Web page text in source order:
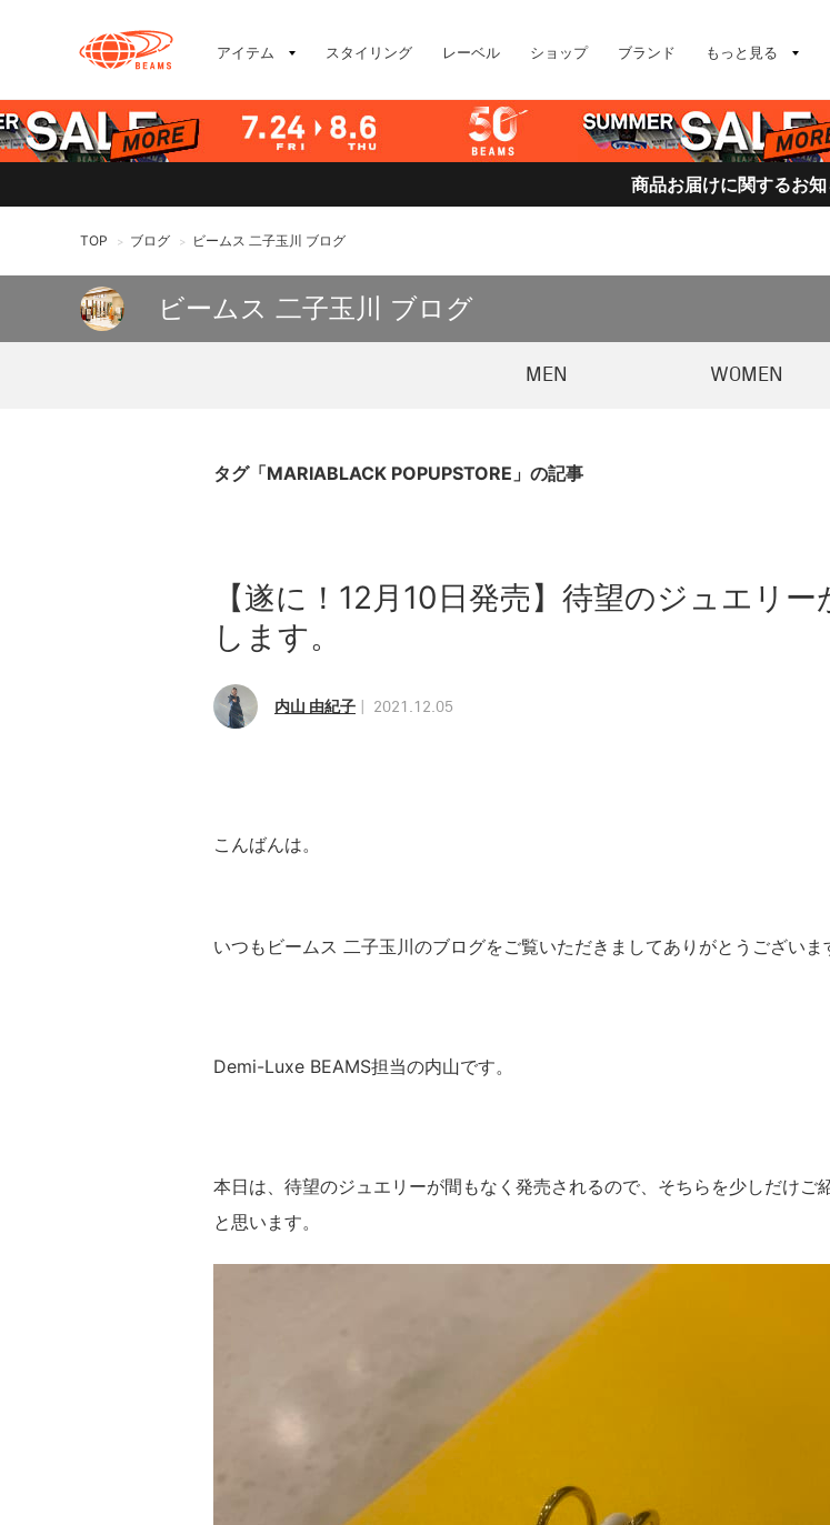
アイテム スタイリング レーベル ショップ ブランド もっと見る
商品お届けに関するお
TOP > ブログ > ビームス 二子玉川 ブログ
ビームス 二子玉川 ブログ
MEN WOMEN
タグ「MARIABLACK POPUPSTORE」の記事
【遂に！12月10日発売】待望のジュエリー
します。
内山 由紀子 2021.12.05
こんばんは。
いつもビームス 二子玉川のブログをご覧いただきましてありがとうございま
Demi-Luxe BEAMS担当の内山です。
本日は、待望のジュエリーが間もなく発売されるので、そちらを少しだけご
と思います。